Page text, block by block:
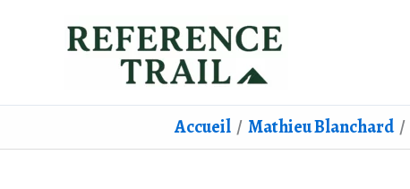
Accueil Mathieu Blanchard